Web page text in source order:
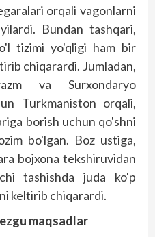
orqali vagonlarni
Bundan tashqari,
tizimi yo'qligi ham bir
chiqarardi. Jumladan,
va Surxondaryo
Turkmaniston orqali,
borish uchun qo'shni
bo'lgan. Boz ustiga,
bojxona tekshiruvidan
tashishda juda ko'p
keltirib chiqarardi.
maqsadlar